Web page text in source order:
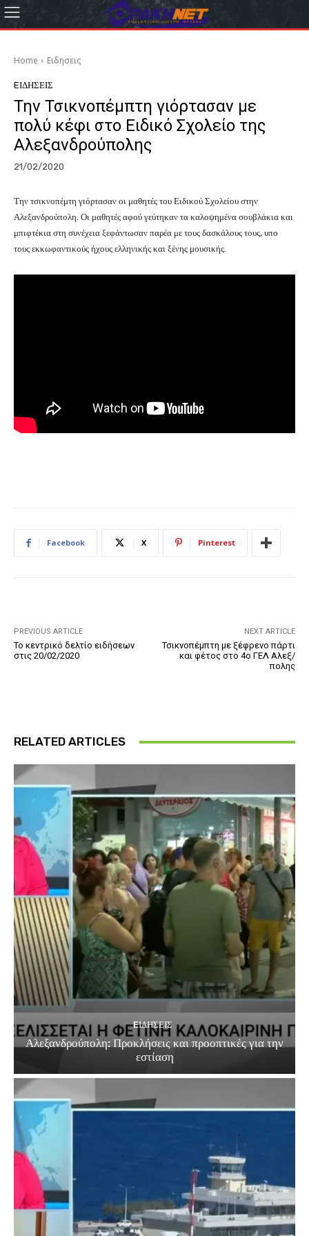
Home Eιδησεις
EΙΔΗΣΕΙΣ
Την Τσικνοπέμπτη γιόρτασαν με
πολύ κέφι στο Ειδικό Σχολείο της
Αλεξανδρούπολης
21/02/2020
Την τσικνοπέμτη γιόρτασαν οι μαθητές του Ειδικού Σχολείου στην
Αλεξανδρούπολη. Οι μαθητές αφού γεύτηκαν τα καλοψημένα σουβλάκια και
μπιφτέκια στη συνέχεια ξεφάντωσαν παρέα με τους δασκάλους τους, υπο
τους εκκωφαντικούς ήχους ελληνικής και ξένης μουσικής.
Facebook X Pinterest
PREVIOUS ARTICLE
Το κεντρικό δελτίο ειδήσεων
στις 20/02/2020
NEXT ARTICLE
Τσικνοπέμπτη με ξέφρενο πάρτι
και φέτος στο 4ο ΓΕΛ Αλεξ/
πολης
RELATED ARTICLES
EΙΔΗΣΕΙΣ
Αλεξανδρούπολη: Προκλήσεις και προοπτικές για την
εστίαση